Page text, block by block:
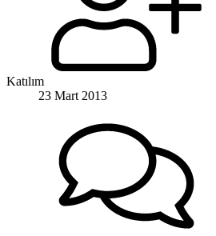
Katılım
23 Mart 2013